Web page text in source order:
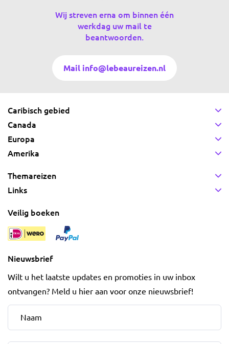
Wij streven erna om binnen één
werkdag uw mail te
beantwoorden.
Mail info@lebeaureizen.nl
Caribisch gebied
Canada
Europa
Amerika
Themareizen
Links
Veilig boeken
Nieuwsbrief
Wilt u het laatste updates en promoties in uw inbox
ontvangen? Meld u hier aan voor onze nieuwsbrief!
Naam*
E-mailadres*